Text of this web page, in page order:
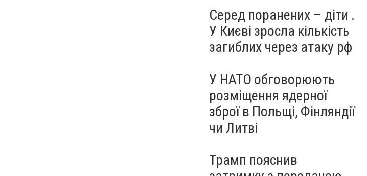
Серед поранених – діти .
У Києві зросла кількість
загиблих через атаку рф
У НАТО обговорюють
розміщення ядерної
зброї в Польщі, Фінляндії
чи Литві
Трамп пояснив